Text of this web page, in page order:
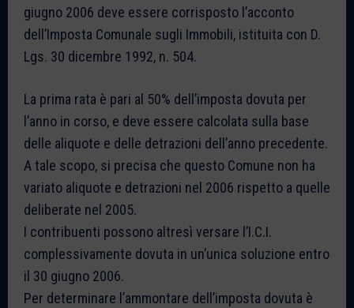
giugno 2006 deve essere corrisposto l’acconto
dell’Imposta Comunale sugli Immobili, istituita con D.
Lgs. 30 dicembre 1992, n. 504.
La prima rata è pari al 50% dell’imposta dovuta per
l’anno in corso, e deve essere calcolata sulla base
delle aliquote e delle detrazioni dell’anno precedente.
A tale scopo, si precisa che questo Comune non ha
variato aliquote e detrazioni nel 2006 rispetto a quelle
deliberate nel 2005.
I contribuenti possono altresì versare l’I.C.I.
complessivamente dovuta in un’unica soluzione entro
il 30 giugno 2006.
Per determinare l’ammontare dell’imposta dovuta è